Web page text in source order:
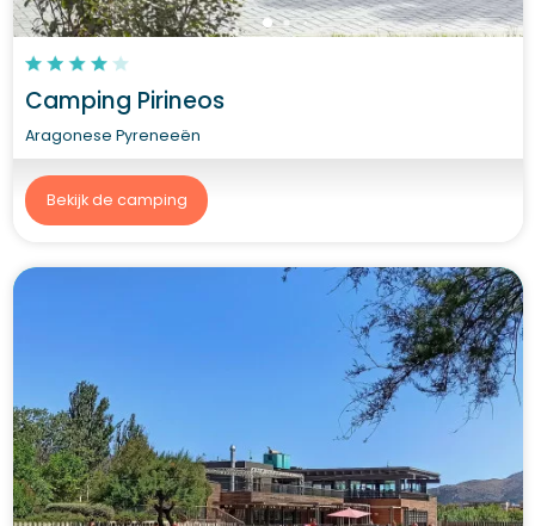
Camping Pirineos
Aragonese Pyreneeën
Bekijk de camping